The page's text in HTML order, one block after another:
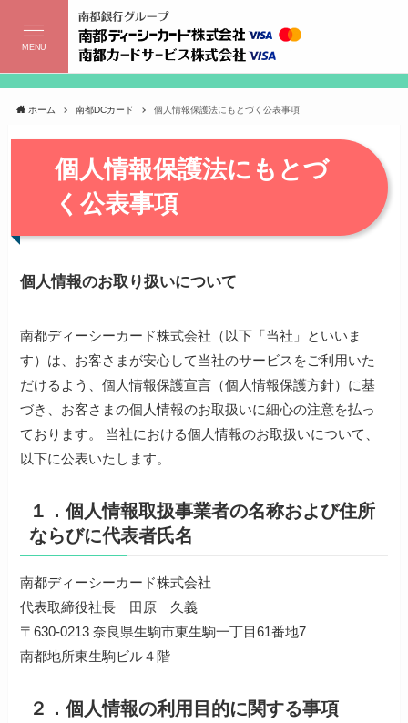
MENU
ホーム 南都DCカード 個人情報保護法にもとづく公表事項
個人情報保護法にもとづ
く公表事項
個人情報のお取り扱いについて
南都ディーシーカード株式会社（以下「当社」といいま
す）は、お客さまが安心して当社のサービスをご利用いた
だけるよう、個人情報保護宣言（個人情報保護方針）に基
づき、お客さまの個人情報のお取扱いに細心の注意を払っ
ております。 当社における個人情報のお取扱いについて、
以下に公表いたします。
１．個人情報取扱事業者の名称および住所
ならびに代表者氏名
南都ディーシーカード株式会社
代表取締役社長 田原 久義
〒630-0213 奈良県生駒市東生駒一丁目61番地7
南都地所東生駒ビル４階
２．個人情報の利用目的に関する事項